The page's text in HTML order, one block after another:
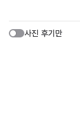
사진 후기만